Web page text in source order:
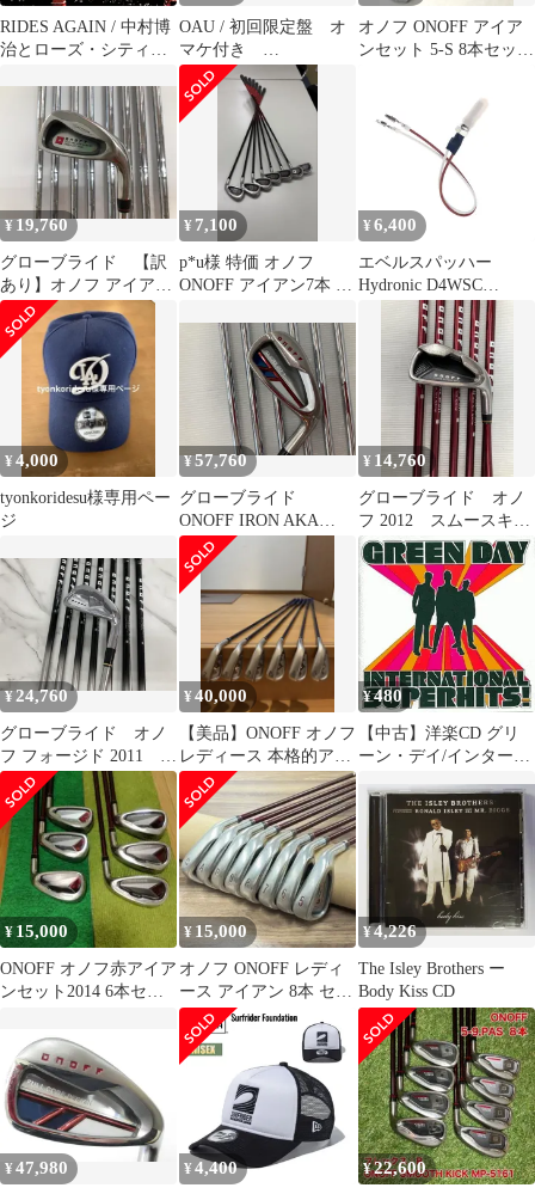
RIDES AGAIN / 中村博
治とローズ・シティ
OAU / 初回限定盤 オ
マケ付き
BRAHMAN ブラフマ
ン NACニューアコ
オノフ ONOFF アイア
ンセット 5-S 8本セット
¥19,760
グローブライド 【訳
あり】オノフ アイアン
2004 NSプロ アイア
ンセット 中古 ゴル
フドゥ！水戸店【最短
即日発送】
¥ 7,100
p*u様 特価 オノフ
ONOFF アイアン7本 シ
¥ 6,400
エベルスパッハー
Hydronic D4WSC
D5WSC対応 パーキン
グヒーター用セラミッ
クグロープラグ 12V 部
品番号252106011000
¥4,000
tyonkoridesu様専用ペー
ジ
¥57,760
グローブライド
ONOFF IRON AKA
2020 NSプロ Zelos 8
Rフレックス アイア
ンセット 中古 ゴル
フドゥ！大宮丸ヶ崎店
【最短即日発送】
¥ 14,760
グローブライド オノ
フ 2012 スムースキッ
ク MP-512I R2フレッ
クス アイアンセッ
ト 中古 ゴルフド
ゥ！大宮丸ヶ崎店【最
短即日発送】
¥24,760
グローブライド オノ
フ フォージド 2011 ス
ムースキック MP-
711I Rフレックス ア
イアンセット 中古
ゴルフドゥ！大宮丸ヶ
崎店【最短即日発送】
¥40,000
【美品】ONOFF オノフ
レディース 本格的アイ
アン6本セット7-9PAS
¥480
【中古】洋楽CD グリ
ーン・デイ/インターナ
ッツ!
¥ 15,000
ONOFF オノフ赤アイア
ンセット2014 6本セッ
¥ 15,000
オノフ ONOFF レディ
ース アイアン 8本 セッ
ト 右 フレックスL ゴル
フ
¥4,226
The Isley Brothers ー
Body Kiss CD
¥47,980 ¥ 4,400 ¥22,600